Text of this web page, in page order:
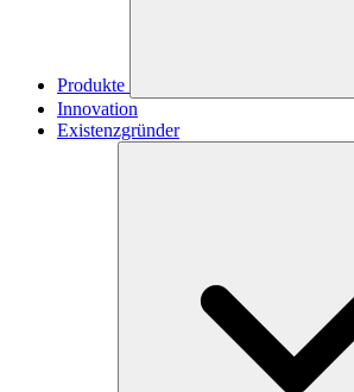
Produkte
Innovation
Existenzgründer